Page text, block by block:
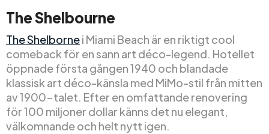
The Shelbourne
The Shelbornei Miami Beach är en riktigt cool
comeback för en sann art déco-legend. Hotellet
öppnade första gången 1940 och blandade
klassisk art déco-känsla med MiMo-stil från mitten
av 1900-talet. Efter en omfattande renovering
för 100 miljoner dollar känns det nu elegant,
välkomnande och helt nytt igen.